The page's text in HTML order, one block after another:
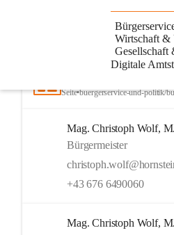
Wirtschaft &
Gesellschaft
Digitale
Artikel
Seite•buergerservice-und-politik/
Mag. Christoph Wolf,
Bürgermeister
+43 676 6490060
Mag. Christoph Wolf,